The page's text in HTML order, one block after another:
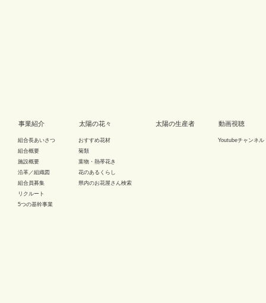
事業紹介
組合長あいさつ
組合概要
施設概要
沿革／組織図
組合員募集
リクルート
5つの基幹事業
太陽の花々
おすすめ花材
菊類
葉物・熱帯花き
花のあるくらし
県内のお花屋さん検索
太陽の生産者 動画視聴
Youtubeチャンネル